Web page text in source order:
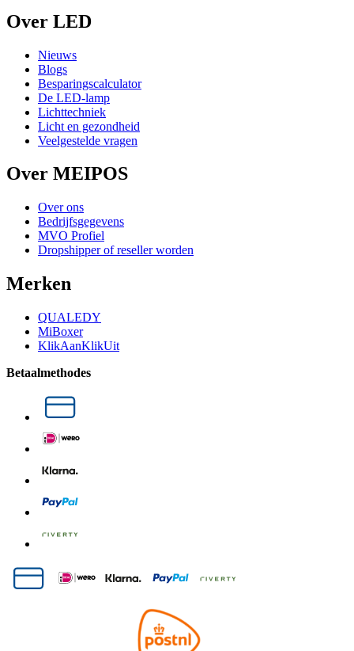
Over LED
Nieuws
Blogs
Besparingscalculator
De LED-lamp
Lichttechniek
Licht en gezondheid
Veelgestelde vragen
Over MEIPOS
Over ons
Bedrijfsgegevens
MVO Profiel
Dropshipper of reseller worden
Merken
QUALEDY
MiBoxer
KlikAanKlikUit
Betaalmethodes